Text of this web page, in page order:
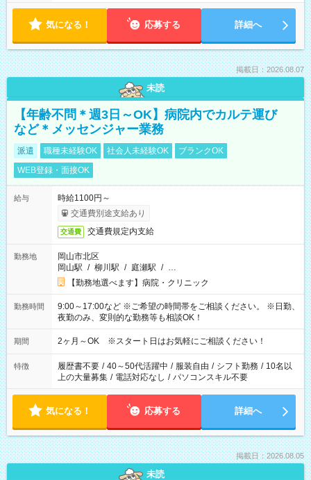
気になる！ 応募する 詳細へ
掲載日：2026.08.07
未読
【年齢不問＊週3日～OK】病院内でカルテ運び
など＊メッセンジャー業務
派遣 職種未経験OK 社会人未経験OK
ブランクOK
WEB登録・面接OK
給与
時給1100円～
交通費別途支給あり
交通費 交通費規定内支給
勤務地
岡山市北区
岡山駅 / 柳川駅 / 庭瀬駅 / …
【勤務地選べます】病院・クリニック
勤務時間
9:00～17:00など ※ご希望の時間帯をご相談ください。 ※日勤、
夜勤のみ、変則的な勤務等も相談OK！
期間 2ヶ月～OK ※スタート日はお気軽にご相談ください！
特徴 履歴書不要 / 40～50代活躍中 / 服装自由 / シフト勤務 / 10名以
上の大量募集 / 電話対応なし / パソコンスキル不要
気になる！ 応募する 詳細へ
掲載日：2026.08.05
未読